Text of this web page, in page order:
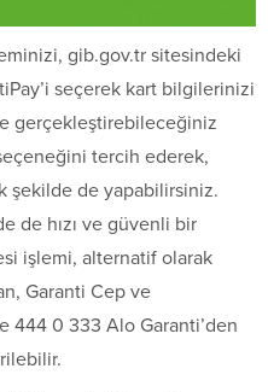
gib.gov.tr sitesindeki
seçerek kart bilgilerinizi
gerçekleştirebileceğiniz
tercih ederek,
şekilde de yapabilirsiniz.
de hızı ve güvenli bir
işlemi, alternatif olarak
Garanti Cep ve
444 0 333 Alo Garanti’den